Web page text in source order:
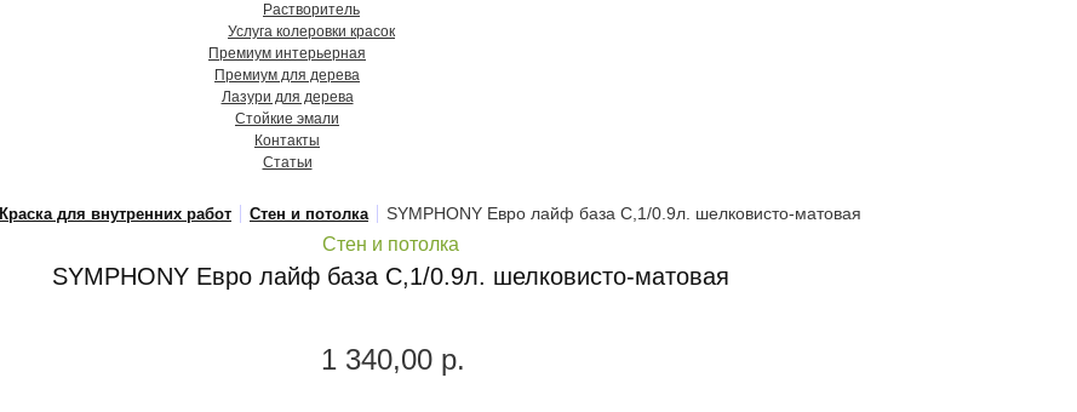
Растворитель
Услуга колеровки красок
Премиум интерьерная
Премиум для дерева
Лазури для дерева
Стойкие эмали
Контакты
Статьи
Краска для внутренних работ Стен и потолка SYMPHONY Евро лайф база С,1/0.9л. шелковисто-матовая
Стен и потолка
SYMPHONY Евро лайф база С,1/0.9л. шелковисто-матовая
1 340,00 р.